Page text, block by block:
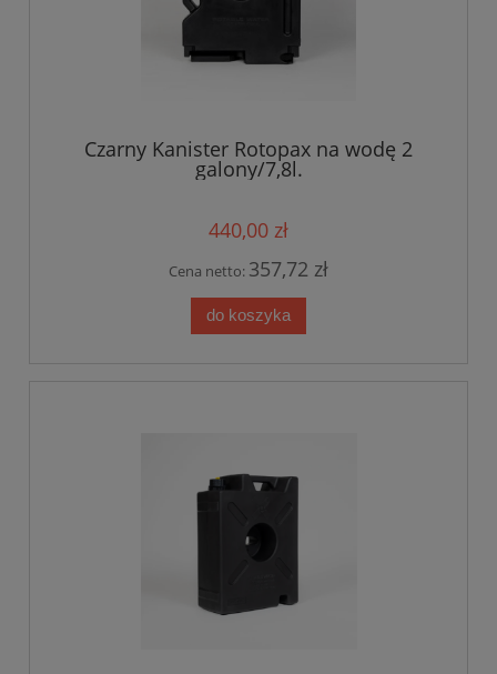
Czarny Kanister Rotopax na wodę 2
galony/7,8l.
440,00 zł
Cena netto: 357,72 zł
do koszyka